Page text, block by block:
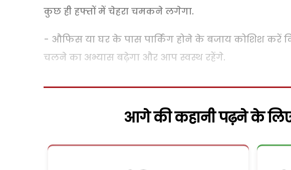
कुछ ही हफ्तों में चेहरा चमकने लगेगा.
- औफिस या घर के पास पार्किंग होने के बजाय कोशिश करें
चलने का अभ्यास बढ़ेगा और आप स्वस्थ रहेंगे.
आगे की कहानी पढ़ने के